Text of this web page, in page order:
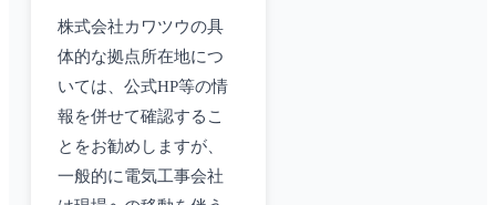
株式会社カワツウの具
体的な拠点所在地につ
いては、公式HP等の情
報を併せて確認するこ
とをお勧めしますが、
一般的に電気工事会社